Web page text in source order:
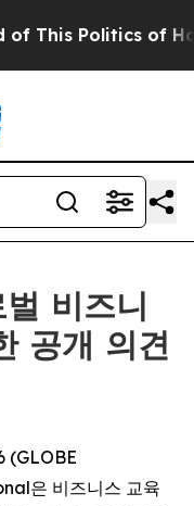
Politics of
비즈니
공개 의견
(GLOBE
은 비즈니스 교육